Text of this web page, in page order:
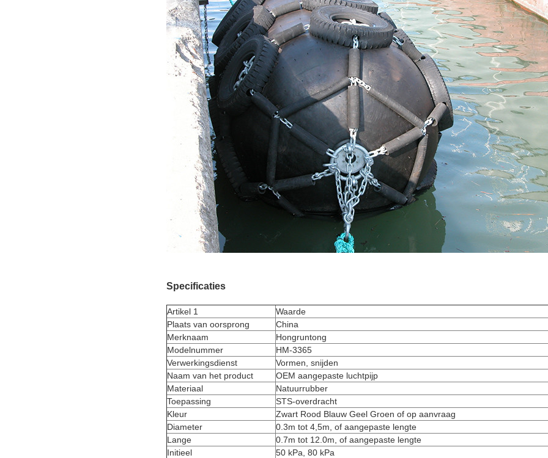
Specificaties
Artikel 1
Waarde
Plaats van oorsprong
China
Merknaam
Hongruntong
Modelnummer
HM-3365
Verwerkingsdienst
Vormen, snijden
Naam van het product
OEM aangepaste luchtpijp
Materiaal
Natuurrubber
Toepassing
STS-overdracht
Kleur
Zwart Rood Blauw Geel Groen of op aanvraag
Diameter
0.3m tot 4,5m, of aangepaste lengte
Lange
0.7m tot 12.0m, of aangepaste lengte
Initieel
50 kPa, 80 kPa